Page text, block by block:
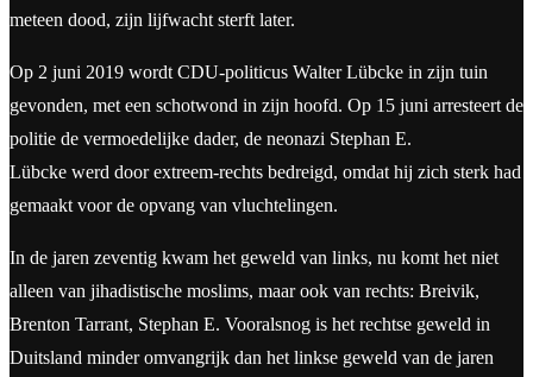
meteen dood, zijn lijfwacht sterft later.
Op 2 juni 2019 wordt CDU-politicus Walter Lübcke in zijn tuin
gevonden, met een schotwond in zijn hoofd. Op 15 juni arresteert de
politie de vermoedelijke dader, de neonazi Stephan E.
Lübcke werd door extreem-rechts bedreigd, omdat hij zich sterk had
gemaakt voor de opvang van vluchtelingen.
In de jaren zeventig kwam het geweld van links, nu komt het niet
alleen van jihadistische moslims, maar ook van rechts: Breivik,
Brenton Tarrant, Stephan E. Vooralsnog is het rechtse geweld in
Duitsland minder omvangrijk dan het linkse geweld van de jaren